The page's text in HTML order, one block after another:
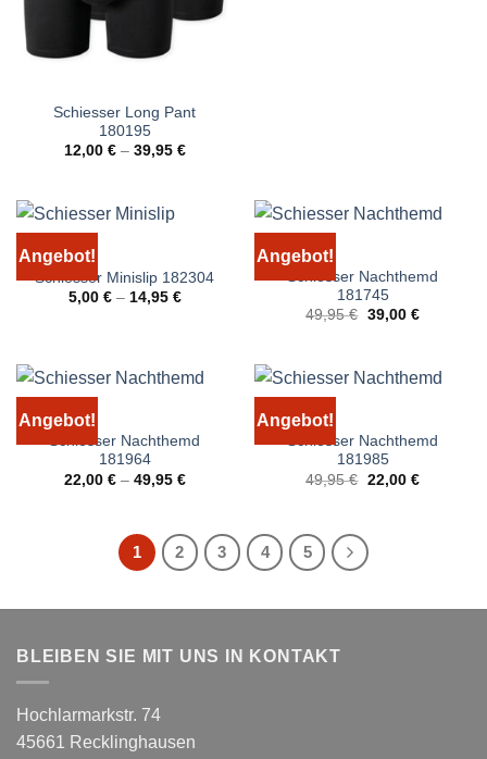
Schiesser Long Pant
180195
12,00 €– 39,95 €
Angebot!
Schiesser Minislip 182304
5,00 €– 14,95 €
Angebot!
Schiesser Nachthemd
181745
49,95€ Ursprünglicher
39,00 €Aktueller
Angebot!
Schiesser Nachthemd
181964
22,00 €– 49,95 €
Angebot!
Schiesser Nachthemd
181985
49,95€ Ursprünglicher
Preis
22,00 €Aktueller
1 2 3 4 5
BLEIBEN SIE MIT UNS IN KONTAKT
Hochlarmarkstr. 74
45661 Recklinghausen